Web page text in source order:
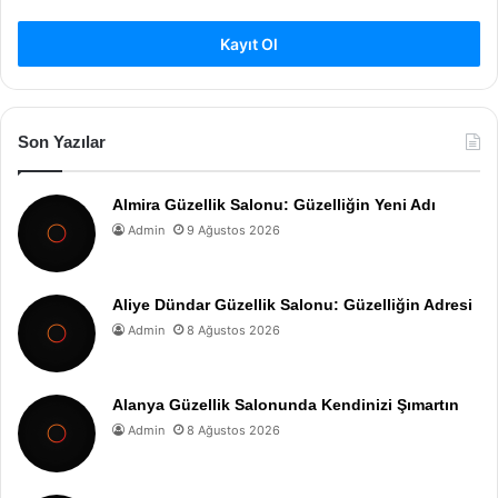
Kayıt Ol
Son Yazılar
Almira Güzellik Salonu: Güzelliğin Yeni Adı
Admin 9 Ağustos 2026
Aliye Dündar Güzellik Salonu: Güzelliğin Adresi
Admin 8 Ağustos 2026
Alanya Güzellik Salonunda Kendinizi Şımartın
Admin 8 Ağustos 2026